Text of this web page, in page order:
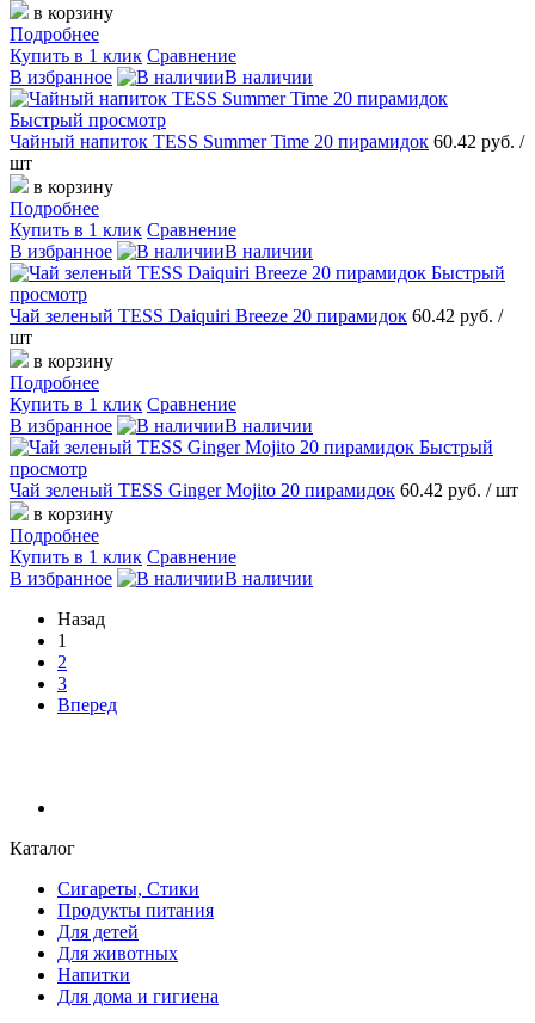
в корзину
Подробнее
Купить в 1 клик Сравнение
В избранное
В наличии
Быстрый просмотр
Чайный напиток TESS Summer Time 20 пирамидок 60.42 руб. /
шт
в корзину
Подробнее
Купить в 1 клик Сравнение
В избранное
В наличии
Быстрый
просмотр
Чай зеленый TESS Daiquiri Breeze 20 пирамидок 60.42 руб. /
шт
в корзину
Подробнее
Купить в 1 клик Сравнение
В избранное
В наличии
Быстрый
просмотр
Чай зеленый TESS Ginger Mojito 20 пирамидок 60.42 руб. / шт
в корзину
Подробнее
Купить в 1 клик Сравнение
В избранное
В наличии
Назад
1
2
3
Вперед
Каталог
Сигареты, Стики
Продукты питания
Для детей
Для животных
Напитки
Для дома и гигиена